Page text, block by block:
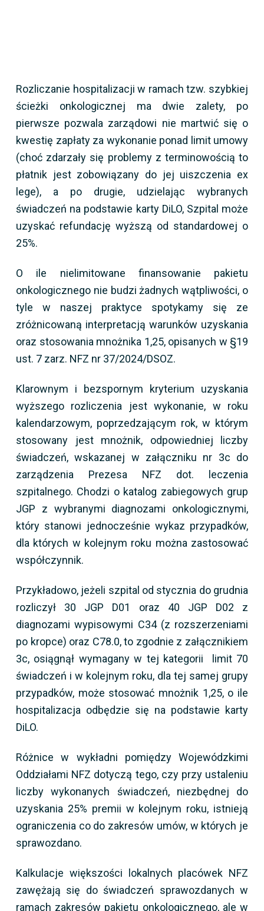
Rozliczanie hospitalizacji w ramach tzw. szybkiej
ścieżki onkologicznej ma dwie zalety, po
pierwsze pozwala zarządowi nie martwić się o
kwestię zapłaty za wykonanie ponad limit umowy
(choć zdarzały się problemy z terminowością to
płatnik jest zobowiązany do jej uiszczenia ex
lege), a po drugie, udzielając wybranych
świadczeń na podstawie karty DiLO, Szpital może
uzyskać refundację wyższą od standardowej o
25%.
O ile nielimitowane finansowanie pakietu
onkologicznego nie budzi żadnych wątpliwości, o
tyle w naszej praktyce spotykamy się ze
zróżnicowaną interpretacją warunków uzyskania
oraz stosowania mnożnika 1,25, opisanych w §19
ust. 7 zarz. NFZ nr 37/2024/DSOZ.
Klarownym i bezspornym kryterium uzyskania
wyższego rozliczenia jest wykonanie, w roku
kalendarzowym, poprzedzającym rok, w którym
stosowany jest mnożnik, odpowiedniej liczby
świadczeń, wskazanej w załączniku nr 3c do
zarządzenia Prezesa NFZ dot. leczenia
szpitalnego. Chodzi o katalog zabiegowych grup
JGP z wybranymi diagnozami onkologicznymi,
który stanowi jednocześnie wykaz przypadków,
dla których w kolejnym roku można zastosować
współczynnik.
Przykładowo, jeżeli szpital od stycznia do grudnia
rozliczył 30 JGP D01 oraz 40 JGP D02 z
diagnozami wypisowymi C34 (z rozszerzeniami
po kropce) oraz C78.0, to zgodnie z załącznikiem
3c, osiągnął wymagany w tej kategorii limit 70
świadczeń i w kolejnym roku, dla tej samej grupy
przypadków, może stosować mnożnik 1,25, o ile
hospitalizacja odbędzie się na podstawie karty
DiLO.
Różnice w wykładni pomiędzy Wojewódzkimi
Oddziałami NFZ dotyczą tego, czy przy ustaleniu
liczby wykonanych świadczeń, niezbędnej do
uzyskania 25% premii w kolejnym roku, istnieją
ograniczenia co do zakresów umów, w których je
sprawozdano.
Kalkulacje większości lokalnych placówek NFZ
zawężają się do świadczeń sprawozdanych w
ramach zakresów pakietu onkologicznego, ale w